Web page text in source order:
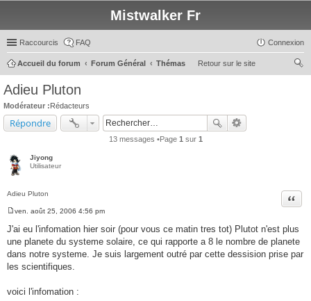
Mistwalker Fr
Raccourcis FAQ Connexion
Retour sur le site
Accueil du forum Forum Général
Thémas
Adieu Pluton
Modérateur :Rédacteurs
Répondre
13 messages •Page 1 sur 1
Jiyong
Utilisateur
Adieu Pluton Citer
e
s
s
g
e
ven. août 25, 2006 4:56 pm
J'ai eu l'infomation hier soir (pour vous ce matin tres tot) Plutot n'est plus
une planete du systeme solaire, ce qui rapporte a 8 le nombre de planete
dans notre systeme. Je suis largement outré par cette dessision prise par
les scientifiques.
voici l'infomation :